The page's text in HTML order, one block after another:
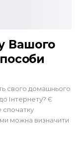
Вашого
свого домашнього
Інтернету? Є
спочатку
можна визначити